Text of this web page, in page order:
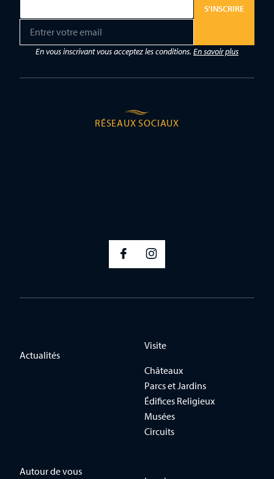
E
a
*
S'INSCRIRE
En vous inscrivant vous acceptez les conditions. En savoir plus
RÉSEAUX SOCIAUX
Actualités
Visite
Châteaux
Parcs et Jardins
Édifices Religieux
Musées
Circuits
Autour de vous